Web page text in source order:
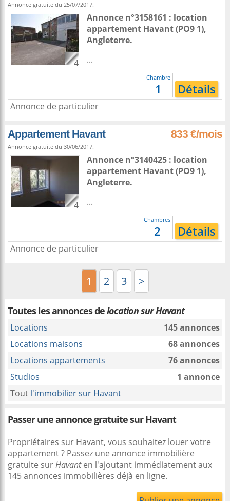
Annonce gratuite du 25/07/2017.
4
Annonce n°3158161 : location
appartement Havant(PO9 1),
Angleterre.
...
Chambre
1 Détails
Annonce de particulier
Appartement Havant 833 €/mois
Annonce gratuite du 30/06/2017.
4
Annonce n°3140425 : location
appartement Havant(PO9 1),
Angleterre.
...
Chambres
2 Détails
Annonce de particulier
1 2 3 >
Toutes les annonces delocation sur Havant
Locations
145 annonces
Locations maisons
68 annonces
Locations appartements
76 annonces
Studios
1 annonce
Tout l'immobilier sur Havant
Passer une annonce gratuite sur Havant
Propriétaires sur Havant, vous souhaitez louer votre
appartement ? Passez une annonce immobilière
gratuite surHavanten l'ajoutant immédiatement aux
145 annonces immobilières déjà en ligne.